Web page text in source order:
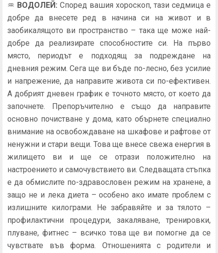
♒ ВОДОЛЕЙ: Според вашия хороскоп, тази седмица е
добре да внесете ред в начина си на живот и в
заобикалящото ви пространство – така ще може най-
добре да реализирате способностите си. На първо
място, периодът е подходящ за подреждане на
дневния режим. Сега ще ви бъде по-лесно, без усилие
и напрежение, да направите живота си по-ефективен.
А добрият дневен график е точното място, от което да
започнете. Препоръчително е също да направите
основно почистване у дома, като обърнете специално
внимание на освобождаване на шкафове и рафтове от
ненужни и стари вещи. Това ще внесе свежа енергия в
жилището ви и ще се отрази положително на
настроението и самочувствието ви. Следващата стъпка
е да обмислите по-здравословен режим на хранене, а
защо не и лека диета – особено ако имате проблем с
излишните килограми. Не забравяйте и за тялото –
профилактични процедури, закаляване, тренировки,
плуване, фитнес – всичко това ще ви помогне да се
чувствате във форма. Отношенията с родители и